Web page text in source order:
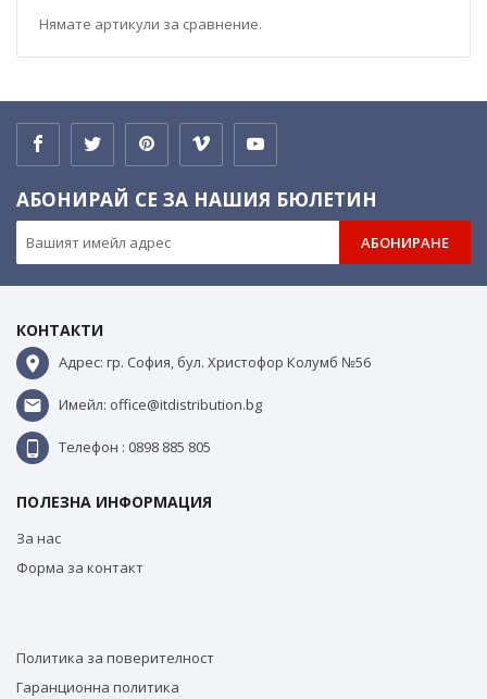
Нямате артикули за сравнение.
АБОНИРАЙ СЕ ЗА НАШИЯ БЮЛЕТИН
АБОНИРАНЕ
КОНТАКТИ
Адрес: гр. София, бул. Христофор Колумб №56
Имейл: office@itdistribution.bg
Телефон : 0898 885 805
ПОЛЕЗНА ИНФОРМАЦИЯ
За нас
Форма за контакт
Политика за поверителност
Гаранционна политика